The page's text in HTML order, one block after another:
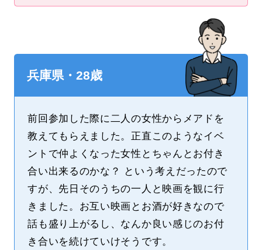
兵庫県・28歳
前回参加した際に二人の女性からメアドを
教えてもらえました。正直このようなイベ
ントで仲よくなった女性とちゃんとお付き
合い出来るのかな？ という考えだったので
すが、先日そのうちの一人と映画を観に行
きました。お互い映画とお酒が好きなので
話も盛り上がるし、なんか良い感じのお付
き合いを続けていけそうです。